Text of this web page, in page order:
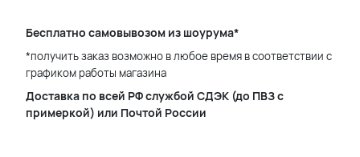
Бесплатно самовывозом из шоурума*
*получить заказ возможно в любое время в соответствии с
графиком работы магазина
Доставка по всей РФ службой СДЭК (до ПВЗ с
примеркой) или Почтой России